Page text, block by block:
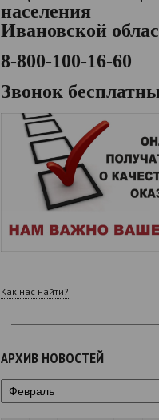
населения
Ивановской
8-800-100-16-60
Звонок
Как нас найти?
АРХИВ НОВОСТЕЙ